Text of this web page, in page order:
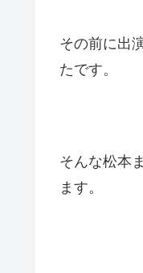
その前に出
たです。
そんな松本
ます。